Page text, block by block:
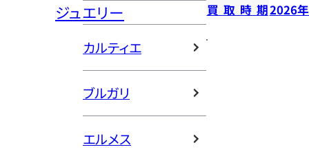
ジュエリー
カルティエ
ブルガリ
エルメス
買取時期2026